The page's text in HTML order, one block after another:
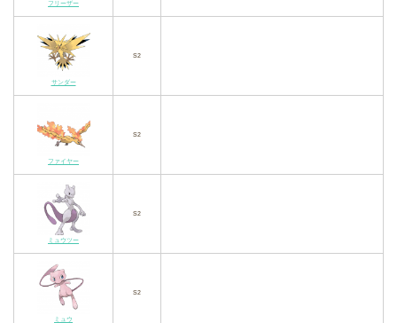
フリーザー
サンダー
S2
ファイヤー
S2
ミュウツー
S2
ミュウ
S2